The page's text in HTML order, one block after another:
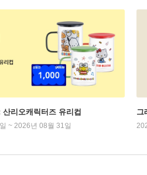
리오캐릭터즈 유리컵
~ 2026년 08월 31일
그